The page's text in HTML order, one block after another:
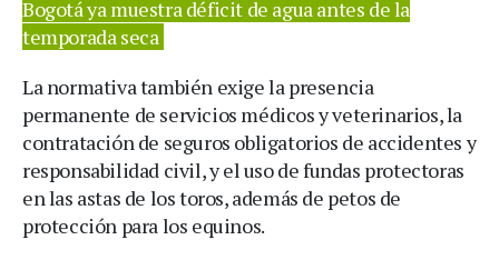
Bogotá ya muestra déficit de agua antes de la
temporada seca
La normativa también exige la presencia
permanente de servicios médicos y veterinarios, la
contratación de seguros obligatorios de accidentes y
responsabilidad civil, y el uso de fundas protectoras
en las astas de los toros, además de petos de
protección para los equinos.